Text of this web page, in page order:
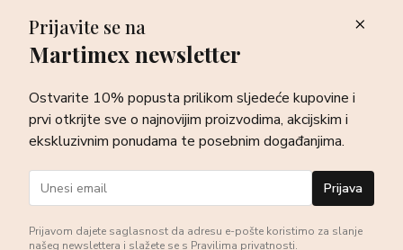
Newsletter
sve o najnovijim proizvodima, akcijskim i ekskluzivnim
ponudama te posebnim događanjima.
Prijava
Prijavite se na
Martimex newsletter
Ostvarite 10% popusta prilikom sljedeće kupovine i
prvi otkrijte sve o najnovijim proizvodima, akcijskim i
ekskluzivnim ponudama te posebnim događanjima.
Prijava
Prijavom dajete saglasnost da adresu e-pošte koristimo za slanje
našeg newslettera i slažete se s Pravilima privatnosti.